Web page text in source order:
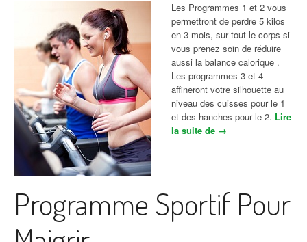
Les Programmes 1 et 2 vous
permettront de perdre 5 kilos
en 3 mois, sur tout le corps si
vous prenez soin de réduire
aussi la balance calorique .
Les programmes 3 et 4
affineront votre silhouette au
niveau des cuisses pour le 1
et des hanches pour le 2. Lire
la suite de « 4 programmes
→
Programme Sportif Pour